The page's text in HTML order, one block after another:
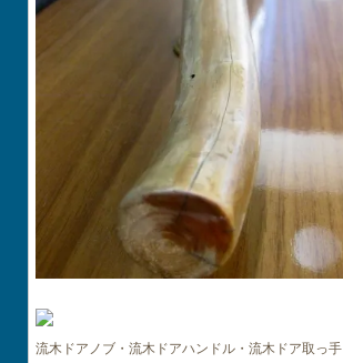
流木ドアノブ・流木ドアハンドル・流木ドア取っ手